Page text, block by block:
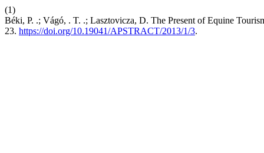
(1)
Béki, P. .; Vágó, . T. .; Lasztovicza, D. The Present of Equine
23. https://doi.org/10.19041/APSTRACT/2013/1/3.